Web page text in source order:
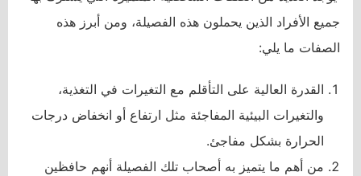
جميع الأفراد الذين يحملون هذه الفصيلة، ومن أبرز هذه
الصفات ما يلي:
القدرة العالية على التأقلم مع التغيرات في التغذية،
والتغيرات البيئية المفاجئة مثل ارتفاع أو انخفاض درجات
الحرارة بشكل مفاجئ.
من أهم ما يتميز به أصحاب تلك الفصيلة أنهم حافظين